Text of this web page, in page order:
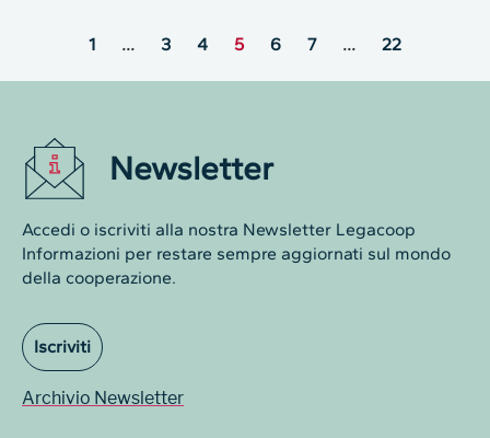
1 … 3 4 5 6 7 … 22
Newsletter
Accedi o iscriviti alla nostra Newsletter Legacoop
Informazioni per restare sempre aggiornati sul mondo
della cooperazione.
Iscriviti
Archivio Newsletter